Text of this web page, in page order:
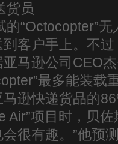
货员
“Octocopter”
客户手上。不
马逊公司CEO
最多能装载
逊快递货品的
Air”项目时，贝
很有趣。”他预